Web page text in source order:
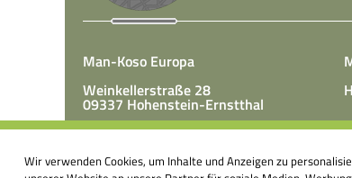
Man-Koso Europa
Weinkellerstraße 28
09337 Hohenstein-Ernstthal
Tel.: +49(0)3723 65 89 50
Wir verwenden Cookies, um Inhalte und Anzeigen zu